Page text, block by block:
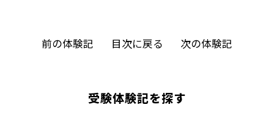
受験体験記を探す
前の体験記 目次に戻る 次の体験記